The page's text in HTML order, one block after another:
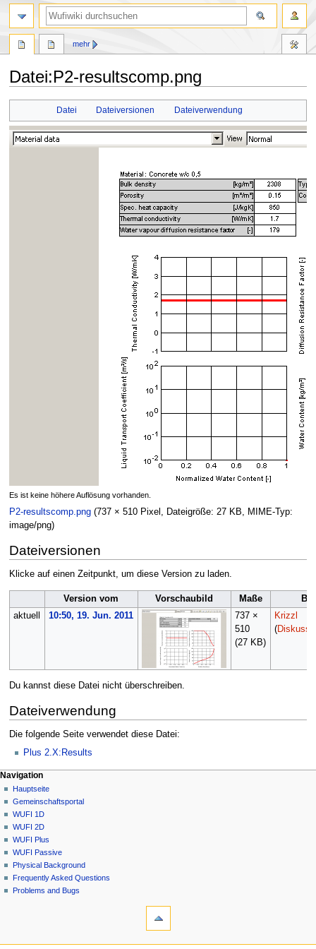
Datei:P2-resultscomp.png
springen
springen
Datei Dateiversionen Dateiverwendung
Es ist keine höhere Auflösung vorhanden.
P2-resultscomp.png (737 × 510 Pixel, Dateigröße: 27 KB, MIME-Typ:
image/png)
Dateiversionen
Klicke auf einen Zeitpunkt, um diese Version zu laden.
Version vom Vorschaubild Maße
aktuell
10:50, 19. Jun. 2011
737 ×
510
(27 KB)
Krizzl
(
Du kannst diese Datei nicht überschreiben.
Dateiverwendung
Die folgende Seite verwendet diese Datei:
Plus 2.X:Results
N
a
v
g
a
Seitenaktionen
Datei
Diskussion
Lesen
Quelltext
anzeigen
Versionsgeschichte
mehr
Meine Werkzeuge
Anmelden
Navigation
Hauptseite
Gemeinschafts­portal
WUFI 1D
WUFI 2D
WUFI Plus
WUFI Passive
Physical Background
Frequently Asked Questions
Problems and Bugs
Suche
Navigation